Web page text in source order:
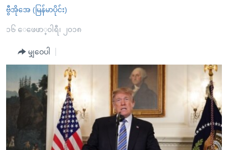
ပင်မ
အကြောင်းအရာ
ကျော်
ကြည့်
ပင်မ
စာမျက်နှာ
သို့
အစ္စရေး-ပါလက်စတိုင်း
အင်္ဂလိပ်စာလေ့လာမယ်
အမေရိကန်သုံးအီဒီယံ
မကြေးမုံရဲ့ အင်္ဂလိပ်စာ
ရုပ်ရှင်ထဲက အင်္ဂလိပ်စာ
သုတပဒေသာ အင်္ဂလိပ်စာ
အပတ်စဉ်ကဏ္ဍများ
ရေဒီယို
တီဗွီ
ရေဒီယိုနှင့်ရုပ်သံ အချက်အလက်များ
ရေဒီယို/တီဗွီအစီအစဉ်
Learning English
ဗွီအိုအေ လူမှုကွန်ယက်များ
ဗွီအိုအေ (မြန်မာပိုင်း)
၁၆ ေဖေဖာ္၀ါရီ၊ ၂၀၁၈
မျှဝေပါ